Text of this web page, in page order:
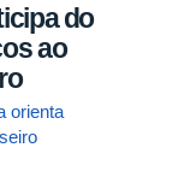
do
ao
orienta